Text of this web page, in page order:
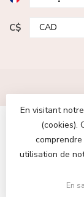
C$
© Copyright
pour femmes et
En visitant
(cookies).
utilisation de
En